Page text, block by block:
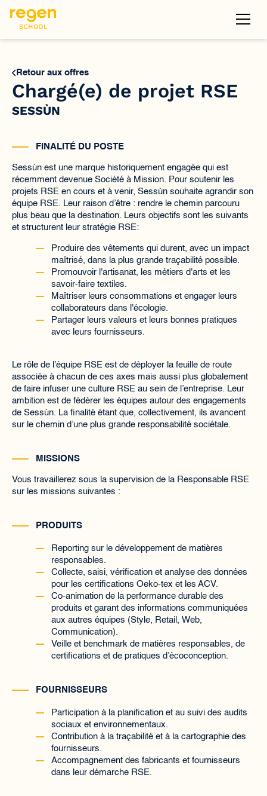
Retour aux offres
Chargé(e) de projet RSE
SESSÙN
FINALITÉ DU POSTE
Sessùn est une marque historiquement engagée qui est
récemment devenue Société à Mission. Pour soutenir les
projets RSE en cours et à venir, Sessùn souhaite agrandir son
équipe RSE. Leur raison d’être : rendre le chemin parcouru
plus beau que la destination. Leurs objectifs sont les suivants
et structurent leur stratégie RSE:
Produire des vêtements qui durent, avec un impact
maîtrisé, dans la plus grande traçabilité possible.
Promouvoir l'artisanat, les métiers d'arts et les
savoir-faire textiles.
Maîtriser leurs consommations et engager leurs
collaborateurs dans l'écologie.
Partager leurs valeurs et leurs bonnes pratiques
avec leurs fournisseurs.
Le rôle de l’équipe RSE est de déployer la feuille de route
associée à chacun de ces axes mais aussi plus globalement
de faire infuser une culture RSE au sein de l’entreprise. Leur
ambition est de fédérer les équipes autour des engagements
de Sessùn. La finalité étant que, collectivement, ils avancent
sur le chemin d’une plus grande responsabilité sociétale.
MISSIONS
Vous travaillerez sous la supervision de la Responsable RSE
sur les missions suivantes :
PRODUITS
Reporting sur le développement de matières
responsables.
Collecte, saisi, vérification et analyse des données
pour les certifications Oeko-tex et les ACV.
Co-animation de la performance durable des
produits et garant des informations communiquées
aux autres équipes (Style, Retail, Web,
Communication).
Veille et benchmark de matières responsables, de
certifications et de pratiques d’écoconception.
FOURNISSEURS
Participation à la planification et au suivi des audits
sociaux et environnementaux.
Contribution à la traçabilité et à la cartographie des
fournisseurs.
Accompagnement des fabricants et fournisseurs
dans leur démarche RSE.